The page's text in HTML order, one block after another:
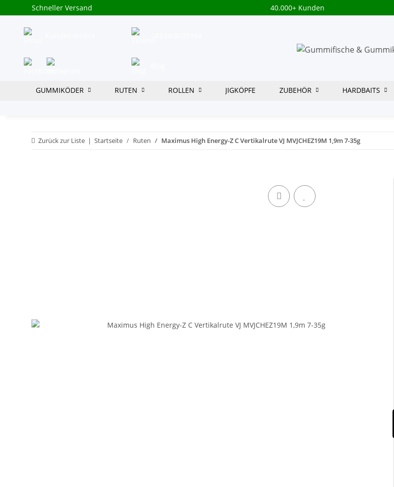
Schneller Versand 40.000+ Kunden
GUMMIKÖDER RUTEN ROLLEN JIGKÖPFE ZUBEHÖR HARDBAITS
Zurück zur Liste Startseite Ruten Maximus High Energy-Z C Vertikalrute VJ MVJCHEZ19M 1,9m 7-35g